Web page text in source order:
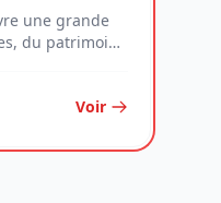
une grande
du patrimoine
Voir